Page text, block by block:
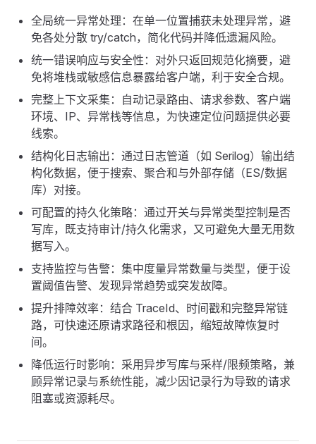
全局统一异常处理：在单一位置捕获未处理异常，避
免各处分散 try/catch，简化代码并降低遗漏风险。
统一错误响应与安全性：对外只返回规范化摘要，避
免将堆栈或敏感信息暴露给客户端，利于安全合规。
完整上下文采集：自动记录路由、请求参数、客户端
环境、IP、异常栈等信息，为快速定位问题提供必要
线索。
结构化日志输出：通过日志管道（如 Serilog）输出结
构化数据，便于搜索、聚合和与外部存储（ES/数据
库）对接。
可配置的持久化策略：通过开关与异常类型控制是否
写库，既支持审计/持久化需求，又可避免大量无用数
据写入。
支持监控与告警：集中度量异常数量与类型，便于设
置阈值告警、发现异常趋势或突发故障。
提升排障效率：结合 TraceId、时间戳和完整异常链
路，可快速还原请求路径和根因，缩短故障恢复时
间。
降低运行时影响：采用异步写库与采样/限频策略，兼
顾异常记录与系统性能，减少因记录行为导致的请求
阻塞或资源耗尽。